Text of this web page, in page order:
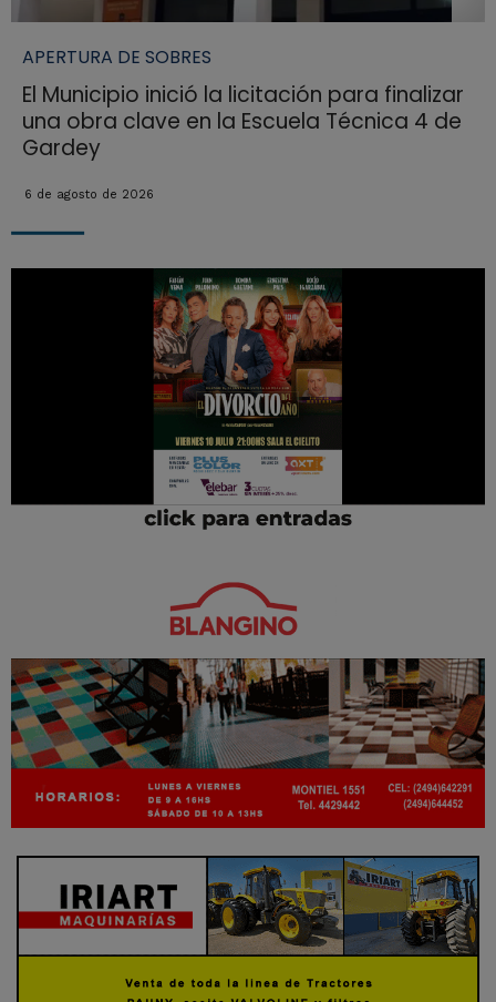
APERTURA DE SOBRES
El Municipio inició la licitación para finalizar
una obra clave en la Escuela Técnica 4 de
Gardey
6 de agosto de 2026